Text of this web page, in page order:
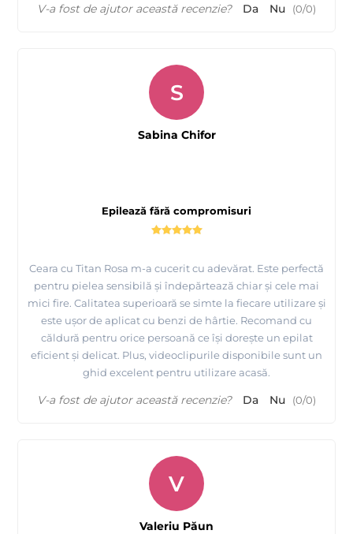
V-a fost de ajutor această recenzie? Da Nu (0/0)
Epilează fără compromisuri
Ceara cu Titan Rosa m-a cucerit cu adevărat. Este perfectă
pentru pielea sensibilă și îndepărtează chiar și cele mai
mici fire. Calitatea superioară se simte la fiecare utilizare și
este ușor de aplicat cu benzi de hârtie. Recomand cu
căldură pentru orice persoană ce își dorește un epilat
eficient și delicat. Plus, videoclipurile disponibile sunt un
ghid excelent pentru utilizare acasă.
S
Sabina Chifor
V-a fost de ajutor această recenzie? Da Nu (0/0)
V
Valeriu Păun